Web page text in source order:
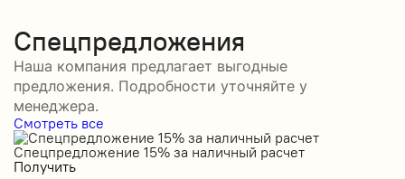
Спецпредложения
Наша компания предлагает выгодные
предложения. Подробности уточняйте у
менеджера.
Смотреть все
Спецпредложение 15% за наличный расчет
Получить